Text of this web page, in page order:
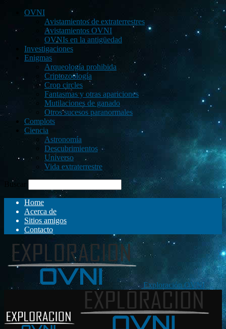
OVNI
Avistamientos de extraterrestres
Avistamientos OVNI
OVNIs en la antigüedad
Investigaciones
Enigmas
Arqueología prohibida
Criptozoología
Crop circles
Fantasmas y otras apariciones
Mutilaciones de ganado
Otros sucesos paranormales
Complots
Ciencia
Astronomía
Descubrimientos
Universo
Vida extraterrestre
Buscar
Home
Acerca de
Sitios amigos
Contacto
Exploración OVNI